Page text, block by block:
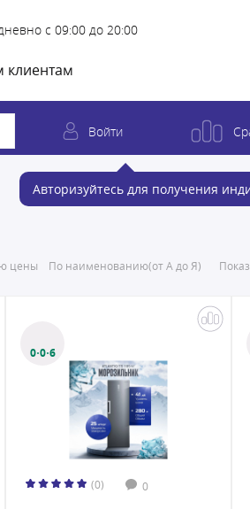
с 09:00 до 20:00
клиентам
Войти
Авторизуйтесь для получения
цены По наименованию(от А до Я)
0·0·6
(0) 0